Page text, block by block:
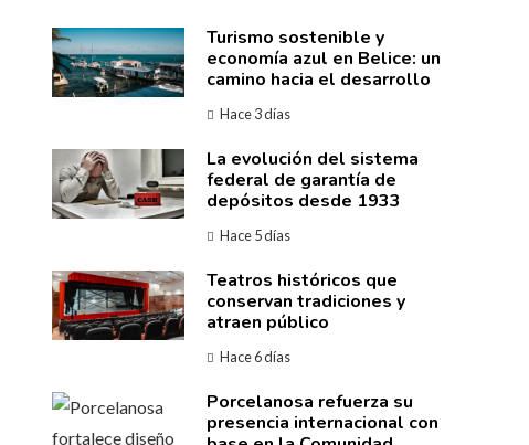
Turismo sostenible y
economía azul en Belice: un
camino hacia el desarrollo
Hace 3 días
La evolución del sistema
federal de garantía de
depósitos desde 1933
Hace 5 días
Teatros históricos que
conservan tradiciones y
atraen público
Hace 6 días
Porcelanosa refuerza su
presencia internacional con